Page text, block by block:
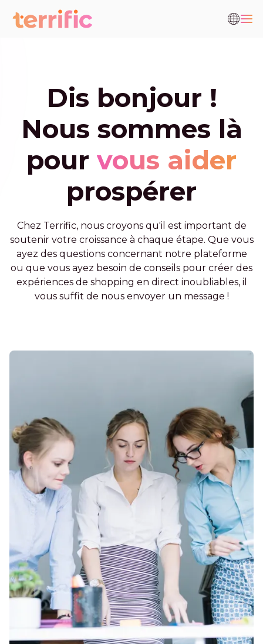
Dis bonjour !
Nous sommes là
pour vous aider
prospérer
Chez Terrific, nous croyons qu'il est important de
soutenir votre croissance à chaque étape. Que vous
ayez des questions concernant notre plateforme
ou que vous ayez besoin de conseils pour créer des
expériences de shopping en direct inoubliables, il
vous suffit de nous envoyer un message !